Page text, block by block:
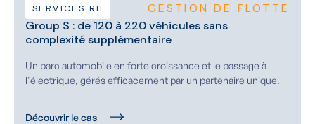
SERVICES RH
GESTION DE FLOTTE
Group S : de 120 à 220 véhicules sans
complexité supplémentaire
Un parc automobile en forte croissance et le passage à
l'électrique, gérés efficacement par un partenaire unique.
Découvrir le cas